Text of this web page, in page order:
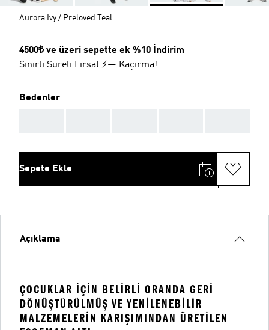
Aurora Ivy / Preloved Teal
4500₺ ve üzeri sepette ek %10 İndirim
Sınırlı Süreli Fırsat ⚡— Kaçırma!
Bedenler
Sepete Ekle
Açıklama
ÇOCUKLAR IÇIN BELIRLI ORANDA GERI
DÖNÜŞTÜRÜLMÜŞ VE YENILENEBILIR
MALZEMELERIN KARIŞIMINDAN ÜRETILEN